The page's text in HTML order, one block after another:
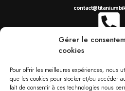
Gérer le
cookies
Pour offrir les meilleures expériences, nous
que les cookies pour stocker et/ou accéder
fait de consentir à ces technologies nous
0035 26 61 40
749 RUE DU BOIS
NOS